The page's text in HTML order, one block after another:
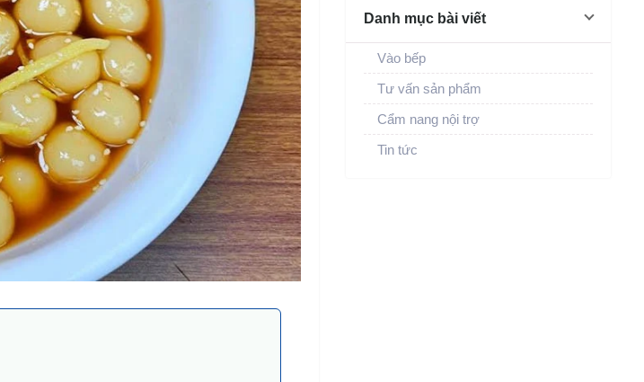
Danh mục bài viết
Vào bếp
Tư vấn sản phẩm
Cẩm nang nội trợ
Tin tức